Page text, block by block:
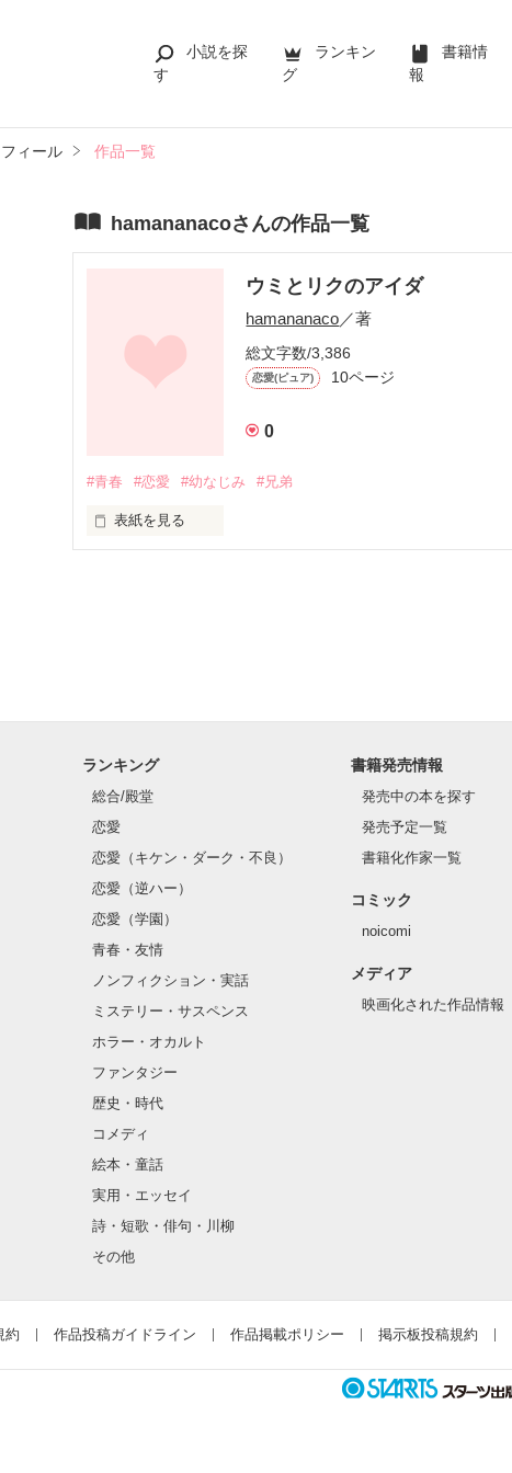
小説を探
す
ランキン
グ
書籍情
報
ィール 作品一覧
hamananacoさんの作品一覧
ウミとリクのアイダ
hamananaco／著
総文字数/3,386
恋愛(ピュア) 10ページ
0
#青春 #恋愛 #幼なじみ #兄弟
表紙を見る
"青春"
を皆さんで見てみませんか…？
ランキング
総合/殿堂
恋愛
恋愛（キケン・ダーク・不良）
恋愛（逆ハー）
恋愛（学園）
青春・友情
ノンフィクション・実話
ミステリー・サスペンス
ホラー・オカルト
ファンタジー
歴史・時代
コメディ
絵本・童話
実用・エッセイ
詩・短歌・俳句・川柳
その他
書籍発売情報
発売中の本を探す
発売予定一覧
書籍化作家一覧
コミック
noicomi
メディア
映画化された作品情報
約 作品投稿ガイドライン 作品掲載ポリシー 掲示板投稿規約